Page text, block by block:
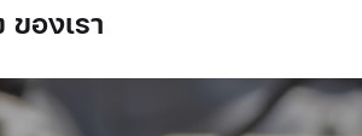
องเรา